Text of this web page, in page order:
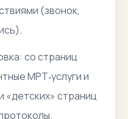
(звонок,
со страниц
МРТ‑услуги и
«детских» страниц